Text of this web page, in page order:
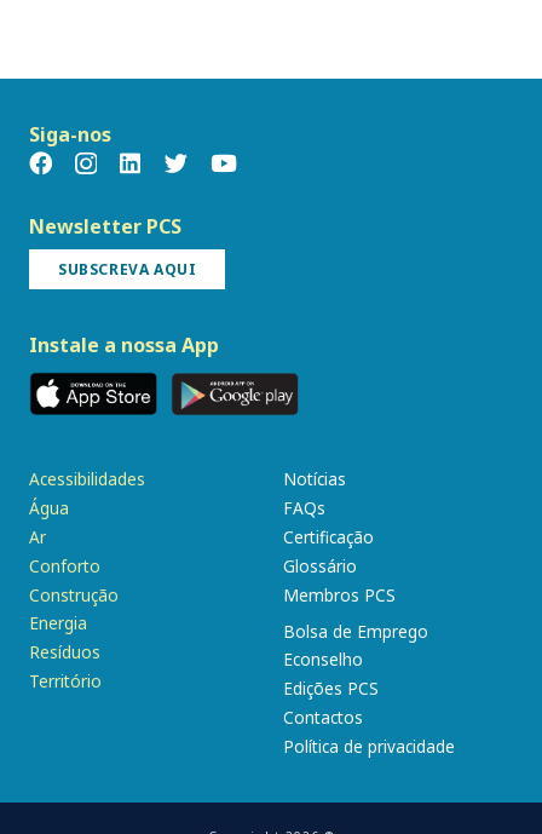
Siga-nos
Newsletter PCS
SUBSCREVA AQUI
Instale a nossa App
Acessibilidades
Água
Ar
Conforto
Construção
Energia
Resíduos
Território
Notícias
FAQs
Certificação
Glossário
Membros PCS
Bolsa de Emprego
Econselho
Edições PCS
Contactos
Política de privacidade